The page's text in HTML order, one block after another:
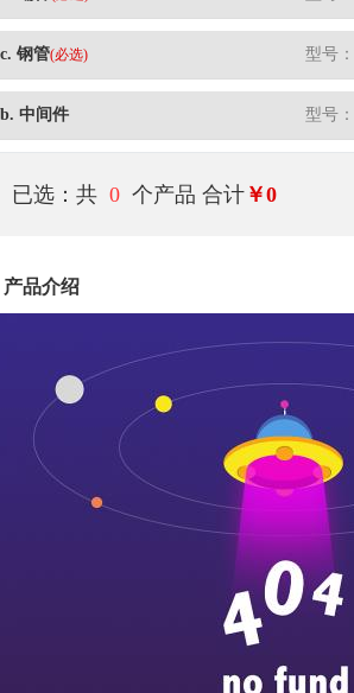
c. 钢管(必选) 型号：
b. 中间件 型号：
已选：共 0 个产品 合计 ￥0
产品介绍